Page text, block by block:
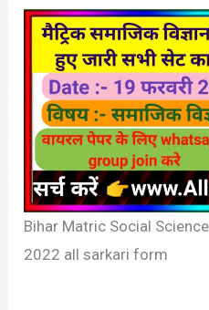
Bihar Matric Social
2022 all sarkari form